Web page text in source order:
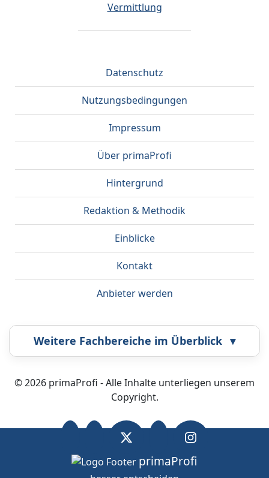
Vermittlung
Datenschutz
Nutzungsbedingungen
Impressum
Über primaProfi
Hintergrund
Redaktion & Methodik
Einblicke
Kontakt
Anbieter werden
Weitere Fachbereiche im Überblick ▾
Airbrush Bestatter
Energieberatung
© 2026 primaProfi - Alle Inhalte unterliegen unserem
Copyright.
primaProfi